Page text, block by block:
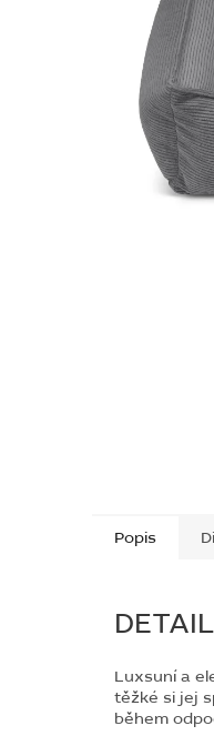
Popis
Luxsuní a
těžké si jej
během